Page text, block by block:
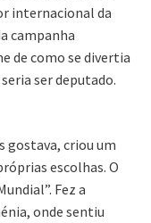
internacional da
campanha
de como se divertia
ser deputado.
gostava, criou um
escolhas. O
Fez a
onde sentiu